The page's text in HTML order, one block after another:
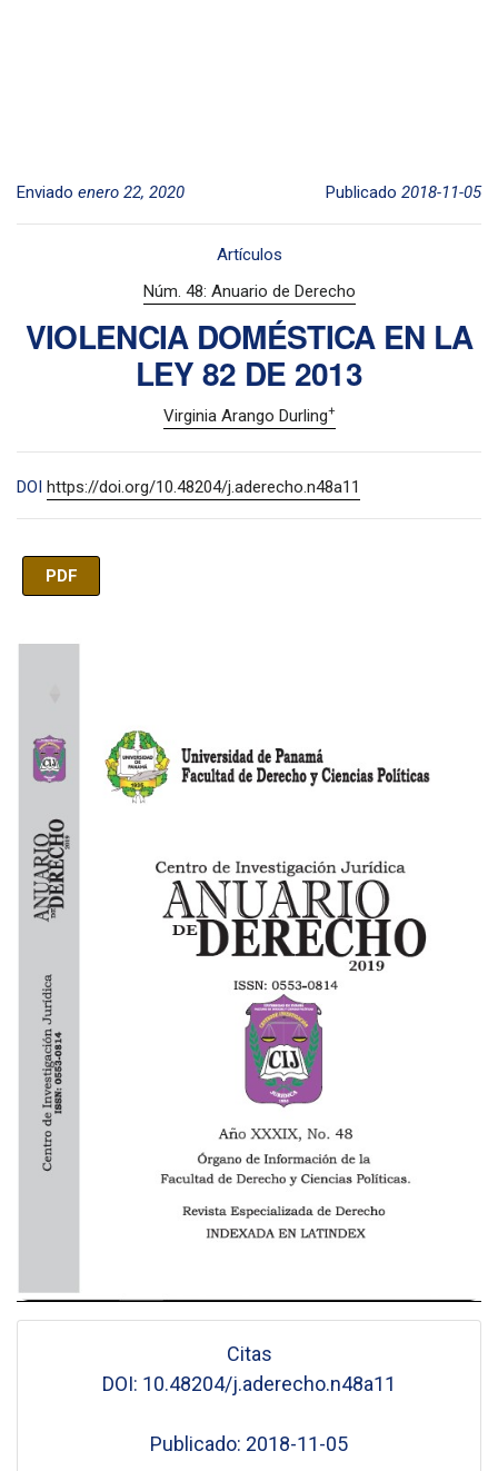
Enviado enero 22, 2020 Publicado 2018-11-05
Artículos
Núm. 48: Anuario de Derecho
VIOLENCIA DOMÉSTICA EN LA
LEY 82 DE 2013
Virginia Arango Durling+
DOI https://doi.org/10.48204/j.aderecho.n48a11
PDF
Imagen de portada
Citas
DOI: 10.48204/j.aderecho.n48a11
Publicado: 2018-11-05